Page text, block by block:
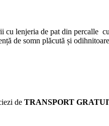
lenjeria de pat din percalle
de somn plăcută și
de TRANSPORT